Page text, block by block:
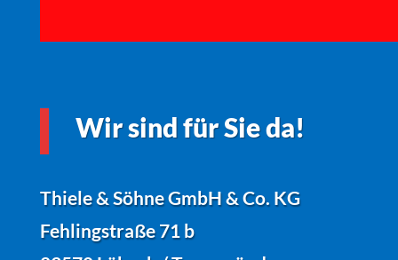
Wir sind für Sie da!
Thiele & Söhne GmbH & Co. KG
Fehlingstraße 71 b